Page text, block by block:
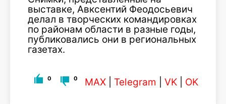
выставке, Авксентий Феодосьевич
делал в творческих командировках
по районам области в разные годы,
публиковались они в региональных
газетах.
0 0 MAX Telegram VK OK